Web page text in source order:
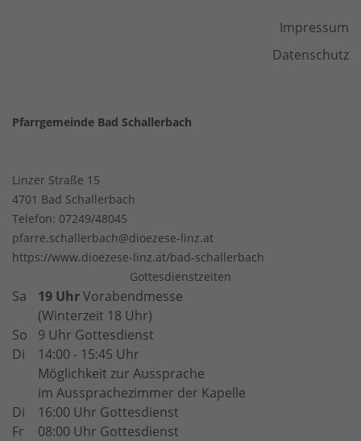
Impressum
Datenschutz
Pfarrgemeinde Bad Schallerbach
Linzer Straße 15
4701 Bad Schallerbach
Telefon: 07249/48045
pfarre.schallerbach@dioezese-linz.at
https://www.dioezese-linz.at/bad-schallerbach
Gottesdienstzeiten
Sa 19 UhrVorabendmesse
(Winterzeit 18 Uhr)
So
9 Uhr Gottesdienst
Di
14:00 - 15:45 Uhr
Möglichkeit zur Aussprache
im Aussprachezimmer der Kapelle
Di
16:00 Uhr Gottesdienst
Fr
08:00 Uhr Gottesdienst